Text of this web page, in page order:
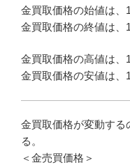
金買取価格の始値は、
金買取価格の終値は、
金買取価格の高値は、
金買取価格の安値は、
金買取価格が変動する
る。
＜金売買価格＞